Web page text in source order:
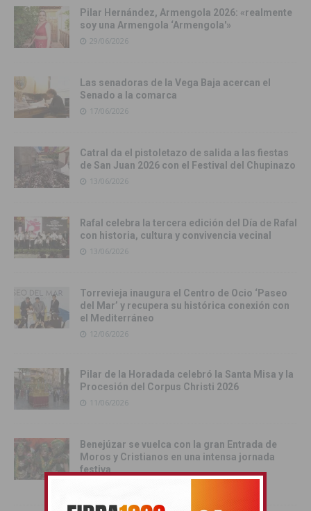
Pilar Hernández, Armengola 2026: «realmente
soy una Armengola ‘Armengola'»
29/06/2026
Las senadoras de la Vega Baja acercan el
Senado a la comarca
17/06/2026
Catral da el pistoletazo de salida a las fiestas
de San Juan 2026 con el Festival del Chupinazo
13/06/2026
Rafal celebra la tercera edición del Día de Rafal
con historia, cultura y convivencia vecinal
13/06/2026
Torrevieja inaugura el Centro de Ocio ‘Paseo
del Mar’ y recupera su histórica conexión con
el Mediterráneo
12/06/2026
Pilar de la Horadada celebró la Santa Misa y la
Procesión del Corpus Christi 2026
11/06/2026
Benejúzar se vuelca con la gran Entrada de
Moros y Cristianos en una intensa jornada
festiva